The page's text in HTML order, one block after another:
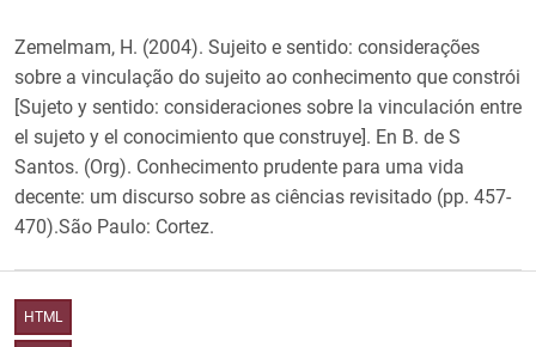
Zemelmam, H. (2004). Sujeito e sentido: considerações
sobre a vinculação do sujeito ao conhecimento que constrói
[Sujeto y sentido: consideraciones sobre la vinculación entre
el sujeto y el conocimiento que construye]. En B. de S
Santos. (Org). Conhecimento prudente para uma vida
decente: um discurso sobre as ciências revisitado (pp. 457-
470).São Paulo: Cortez.
HTML